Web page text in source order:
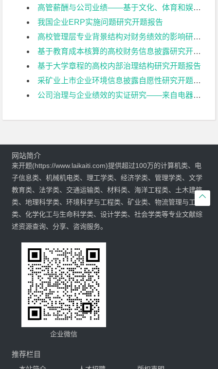
高管薪酬与公司业绩——基于文化、体育和娱乐业上市公司的实证研究开题报告
我国企业ERP实施问题研究开题报告
高校管理层专业背景结构对财务绩效的影响研究开题报告
基于教育成本核算的高校财务信息披露研究开题报告
基于大学章程的高校内部治理结构研究开题报告
采矿业上市企业环境信息披露自愿性研究开题报告
公司治理与企业绩效的实证研究——来自电器机械及器材制造业上市公司的经验证据开题报告

网站简介
来开题(https://www.laikaiti.com)提供超过100万的计算机类、电
子信息类、机械机电类、理工学类、经济学类、管理学类、文学
教育类、法学类、交通运输类、材料类、海洋工程类、土木建筑
类、地理科学类、环境科学与工程类、矿业类、物流管理与工程
类、化学化工与生命科学类、设计学类、社会学类等专业文献综
述资源查询、分享、咨询服务。
企业微信
推荐栏目